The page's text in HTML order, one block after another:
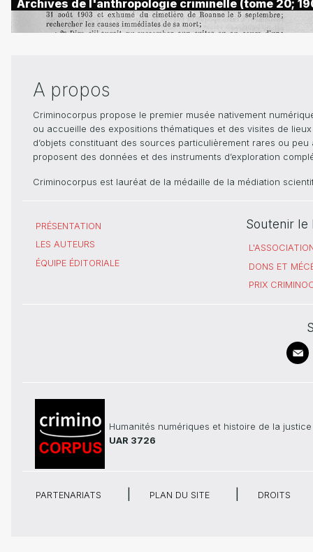
Archives de l'anthropologie criminelle (tome 20;
A propos
Criminocorpus propose le premier musée nativement
ou accueille des expositions thématiques et des visites de
d’objets constituant des sources particulièrement rares ou
proposent des données et des instruments d’exploration
Criminocorpus est lauréat de la médaille de la médiation
PRÉSENTATION
LES AUTEURS
ÉQUIPE ÉDITORIALE
Soutenir le
DONS ET
PRIX
Humanités numériques et histoire de la justice
UAR 3726
PARTENARIATS PLAN DU SITE DROITS